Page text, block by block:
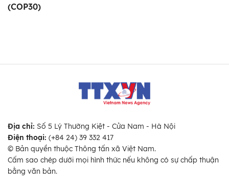
(COP30)
Địa chỉ: Số 5 Lý Thường Kiệt - Cửa Nam - Hà Nội
Điện thoại: (+84 24) 39 332 417
© Bản quyền thuộc Thông tấn xã Việt Nam.
Cấm sao chép dưới mọi hình thức nếu không có sự chấp thuận
bằng văn bản.